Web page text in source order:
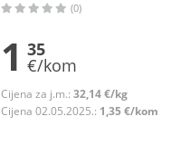
(0)
1 35
€/kom
Cijena za j.m.: 32,14 €/kg
Cijena 02.05.2025.: 1,35 €/kom